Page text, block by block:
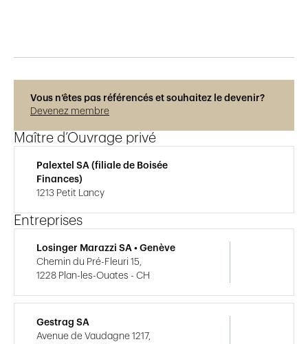
Vous n’êtes pas référencés et souhaitez le devenir?
Devenez membre
Maître d’Ouvrage privé
Palextel SA (filiale de Boisée
Finances)
1213 Petit Lancy
Entreprises
Losinger Marazzi SA • Genève
Chemin du Pré-Fleuri 15,
1228 Plan-les-Ouates - CH
Gestrag SA
Avenue de Vaudagne 1217,